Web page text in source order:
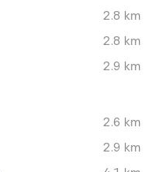
2.8 km
2.8 km
2.9 km
2.6 km
2.9 km